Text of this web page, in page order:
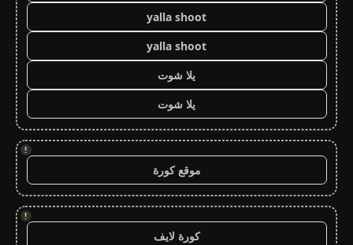
yalla shoot
yalla shoot
يلا شوت
يلا شوت
!
موقع كورة
!
كورة لايف